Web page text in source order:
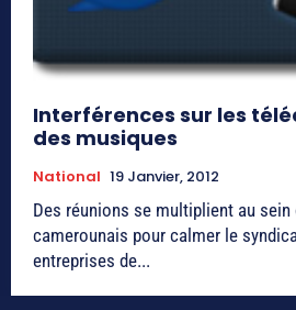
Interférences sur les
des musiques
National 19 Janvier, 2012
Des réunions se multiplient au sein
camerounais pour calmer le
entreprises de...